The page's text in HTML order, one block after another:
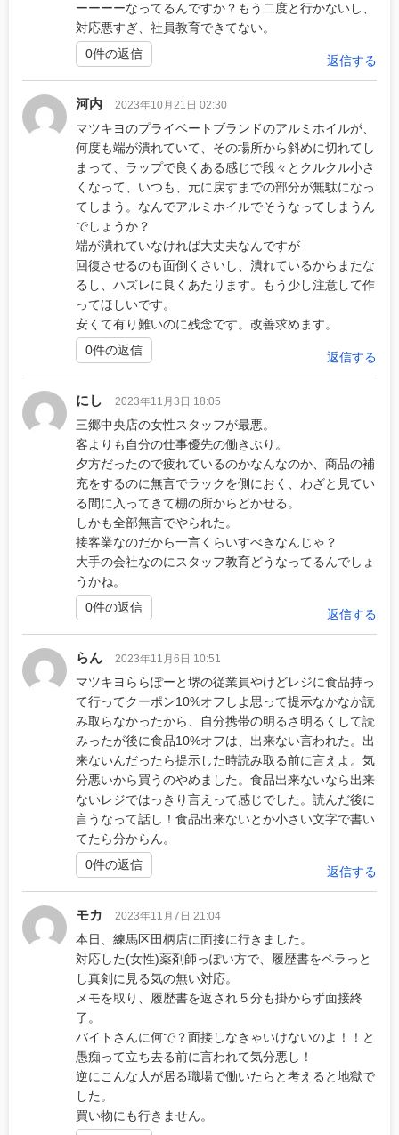
ーーーーなってるんですか？もう二度と行かないし、
対応悪すぎ、社員教育できてない。
返信する
0件の返信
河内 2023年10月21日 02:30
マツキヨのプライベートブランドのアルミホイルが、
何度も端が潰れていて、その場所から斜めに切れてし
まって、ラップで良くある感じで段々とクルクル小さ
くなって、いつも、元に戻すまでの部分が無駄になっ
てしまう。なんでアルミホイルでそうなってしまうん
でしょうか？
端が潰れていなければ大丈夫なんですが
回復させるのも面倒くさいし、潰れているからまたな
るし、ハズレに良くあたります。もう少し注意して作
ってほしいです。
安くて有り難いのに残念です。改善求めます。
返信する
0件の返信
にし 2023年11月3日 18:05
三郷中央店の女性スタッフが最悪。
客よりも自分の仕事優先の働きぶり。
夕方だったので疲れているのかなんなのか、商品の補
充をするのに無言でラックを側におく、わざと見てい
る間に入ってきて棚の所からどかせる。
しかも全部無言でやられた。
接客業なのだから一言くらいすべきなんじゃ？
大手の会社なのにスタッフ教育どうなってるんでしょ
うかね。
返信する
0件の返信
らん 2023年11月6日 10:51
マツキヨららぽーと堺の従業員やけどレジに食品持っ
て行ってクーポン10%オフしよ思って提示なかなか読
み取らなかったから、自分携帯の明るさ明るくして読
みったが後に食品10%オフは、出来ない言われた。出
来ないんだったら提示した時読み取る前に言えよ。気
分悪いから買うのやめました。食品出来ないなら出来
ないレジではっきり言えって感じでした。読んだ後に
言うなって話し！食品出来ないとか小さい文字で書い
てたら分からん。
返信する
0件の返信
モカ 2023年11月7日 21:04
本日、練馬区田柄店に面接に行きました。
対応した(女性)薬剤師っぽい方で、履歴書をペラっと
し真剣に見る気の無い対応。
メモを取り、履歴書を返され５分も掛からず面接終
了。
バイトさんに何で？面接しなきゃいけないのよ！！と
愚痴って立ち去る前に言われて気分悪し！
逆にこんな人が居る職場で働いたらと考えると地獄で
した。
買い物にも行きません。